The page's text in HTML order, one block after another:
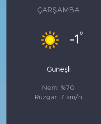
ÇARŞAMBA
-1 °
Güneşli
Nem: %70
Rüzgar: 7 km/h